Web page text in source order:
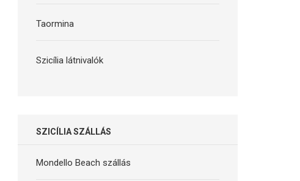
Taormina
Szicília látnivalók
SZICÍLIA SZÁLLÁS
Mondello Beach szállás